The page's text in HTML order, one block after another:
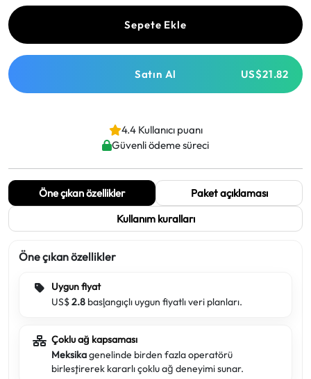
Sepete Ekle
Satın Al US$21.82
4.4 Kullanıcı puanı
Güvenli ödeme süreci
Öne çıkan özellikler
Paket açıklaması
Kullanım kuralları
Öne çıkan özellikler
Uygun fiyat
US$2.8 başlangıçlı uygun fiyatlı veri planları.
Çoklu ağ kapsaması
Meksikagenelinde birden fazla operatörü
birleştirerek kararlı çoklu ağ deneyimi sunar.